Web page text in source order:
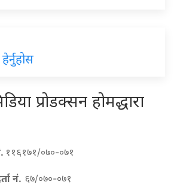
प्रोडक्सन होमद्धारा
११६१७१/०७०-०७१
नं. ६७/०७०-०७१